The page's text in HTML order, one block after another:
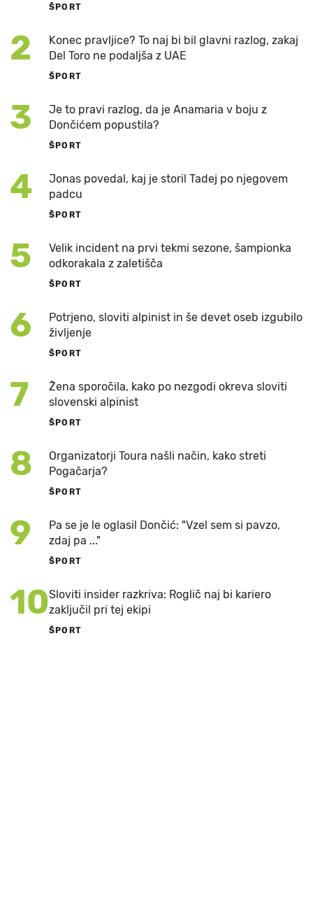
ŠPORT
2
Konec pravljice? To naj bi bil glavni razlog, zakaj
Del Toro ne podaljša z UAE
ŠPORT
3
Je to pravi razlog, da je Anamaria v boju z
Dončićem popustila?
ŠPORT
4
Jonas povedal, kaj je storil Tadej po njegovem
padcu
ŠPORT
5
Velik incident na prvi tekmi sezone, šampionka
odkorakala z zaletišča
ŠPORT
6
Potrjeno, sloviti alpinist in še devet oseb izgubilo
življenje
ŠPORT
7
Žena sporočila, kako po nezgodi okreva sloviti
slovenski alpinist
ŠPORT
8
Organizatorji Toura našli način, kako streti
Pogačarja?
ŠPORT
9
Pa se je le oglasil Dončić: "Vzel sem si pavzo,
zdaj pa ..."
ŠPORT
10Sloviti insider razkriva: Roglič naj bi kariero
zaključil pri tej ekipi
ŠPORT